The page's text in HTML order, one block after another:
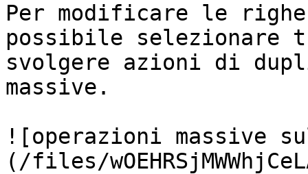
Per modificare le righe
possibile selezionare
svolgere azioni di
massive.
![operazioni massive
(/files/